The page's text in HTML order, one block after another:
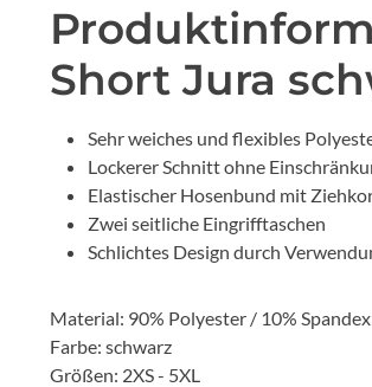
Short Jura
Sehr weiches und flexibles
Lockerer Schnitt ohne
Elastischer Hosenbund mit
Zwei seitliche Eingrifftaschen
Schlichtes Design durch
Material: 90% Polyester / 10% Spandex
Farbe: schwarz
Größen: 2XS - 5XL